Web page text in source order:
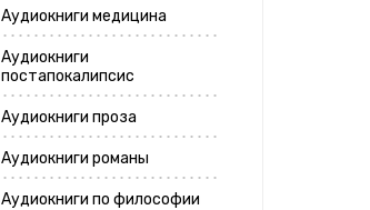
Аудиокниги медицина
Аудиокниги
постапокалипсис
Аудиокниги проза
Аудиокниги романы
Аудиокниги по философии